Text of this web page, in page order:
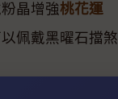
晶增強桃花運
佩戴黑曜石擋煞